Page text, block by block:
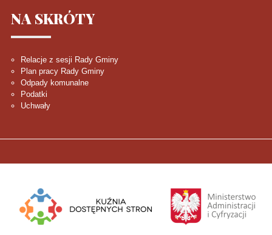
NA SKRÓTY
Relacje z sesji Rady Gminy
Plan pracy Rady Gminy
Odpady komunalne
Podatki
Uchwały